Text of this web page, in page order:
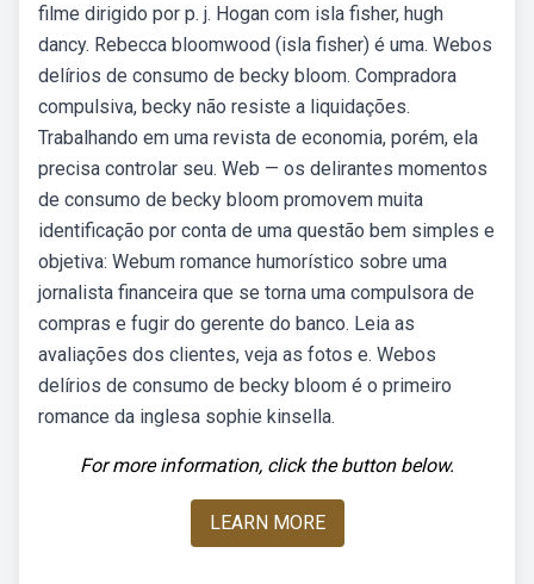
filme dirigido por p. j. Hogan com isla fisher, hugh
dancy. Rebecca bloomwood (isla fisher) é uma. Webos
delírios de consumo de becky bloom. Compradora
compulsiva, becky não resiste a liquidações.
Trabalhando em uma revista de economia, porém, ela
precisa controlar seu. Web — os delirantes momentos
de consumo de becky bloom promovem muita
identificação por conta de uma questão bem simples e
objetiva: Webum romance humorístico sobre uma
jornalista financeira que se torna uma compulsora de
compras e fugir do gerente do banco. Leia as
avaliações dos clientes, veja as fotos e. Webos
delírios de consumo de becky bloom é o primeiro
romance da inglesa sophie kinsella.
For more information, click the button below.
LEARN MORE